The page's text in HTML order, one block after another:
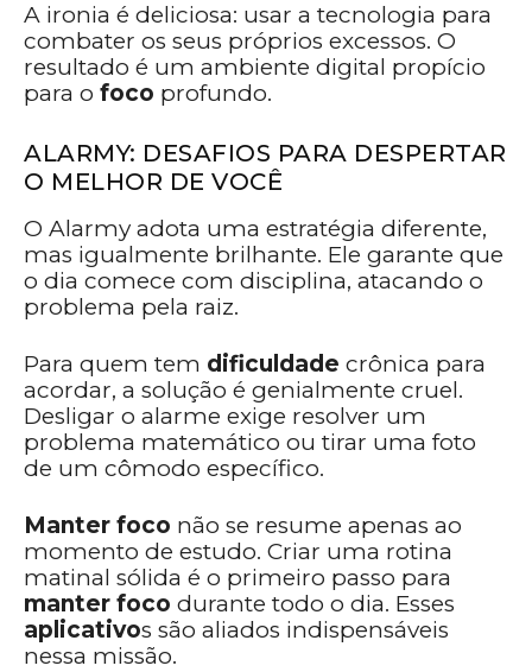
A ironia é deliciosa: usar a tecnologia para
combater os seus próprios excessos. O
resultado é um ambiente digital propício
para o foco profundo.
ALARMY: DESAFIOS PARA DESPERTAR
O MELHOR DE VOCÊ
O Alarmy adota uma estratégia diferente,
mas igualmente brilhante. Ele garante que
o dia comece com disciplina, atacando o
problema pela raiz.
Para quem tem dificuldade crônica para
acordar, a solução é genialmente cruel.
Desligar o alarme exige resolver um
problema matemático ou tirar uma foto
de um cômodo específico.
Manter foco não se resume apenas ao
momento de estudo. Criar uma rotina
matinal sólida é o primeiro passo para
manter foco durante todo o dia. Esses
aplicativos são aliados indispensáveis
nessa missão.